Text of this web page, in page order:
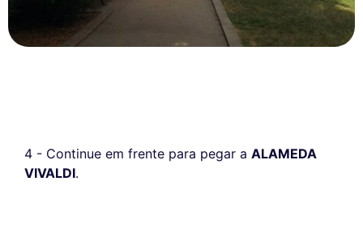
4 - Continue em frente para pegar a ALAMEDA
VIVALDI.